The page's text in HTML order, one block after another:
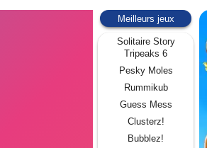
Meilleurs jeux
Solitaire Story
Tripeaks 6
Pesky Moles
Rummikub
Guess Mess
Clusterz!
Bubblez!